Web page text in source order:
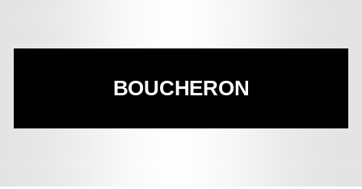
BOUCHERON